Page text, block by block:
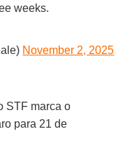
weeks.
November 2, 2025
STF marca o
para 21 de